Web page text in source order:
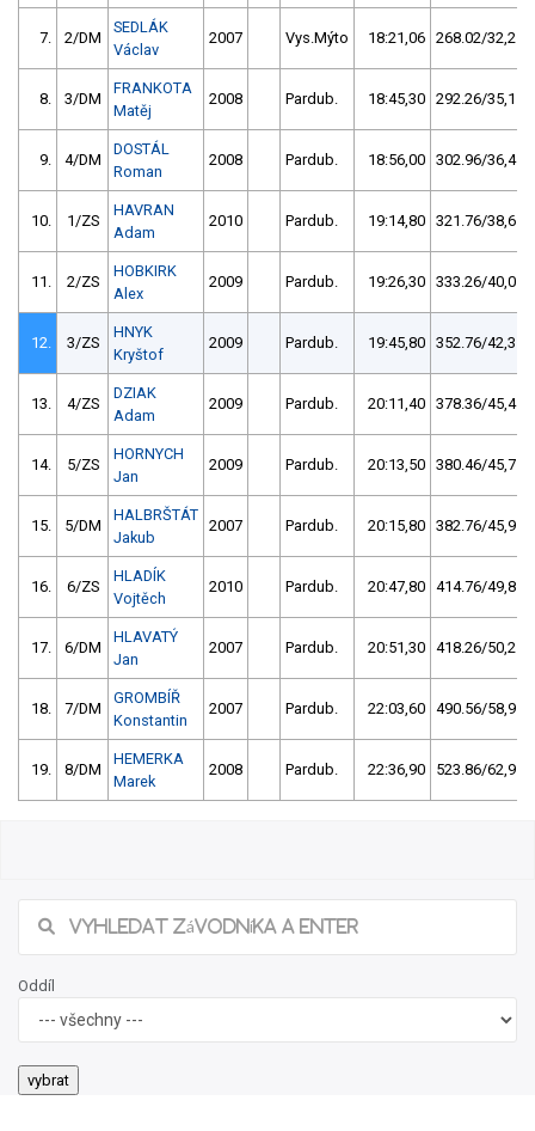
7. 2/DM
SEDLÁK
Václav
2007 Vys.Mýto 18:21,06 268.02/32,2
8. 3/DM
FRANKOTA
Matěj
2008 Pardub. 18:45,30 292.26/35,1
9. 4/DM
DOSTÁL
Roman
2008 Pardub. 18:56,00 302.96/36,4
10. 1/ZS
HAVRAN
Adam
2010 Pardub. 19:14,80 321.76/38,6
11. 2/ZS
HOBKIRK
Alex
2009 Pardub. 19:26,30 333.26/40,0
12. 3/ZS
HNYK
Kryštof
2009 Pardub. 19:45,80 352.76/42,3
13. 4/ZS
DZIAK
Adam
2009 Pardub. 20:11,40 378.36/45,4
14. 5/ZS
HORNYCH
Jan
2009 Pardub. 20:13,50 380.46/45,7
15. 5/DM
HALBRŠTÁT
Jakub
2007 Pardub. 20:15,80 382.76/45,9
16. 6/ZS
HLADÍK
Vojtěch
2010 Pardub. 20:47,80 414.76/49,8
17. 6/DM
HLAVATÝ
Jan
2007 Pardub. 20:51,30 418.26/50,2
18. 7/DM
GROMBÍŘ
Konstantin
2007 Pardub. 22:03,60 490.56/58,9
19. 8/DM
HEMERKA
Marek
2008 Pardub. 22:36,90 523.86/62,9
Oddíl